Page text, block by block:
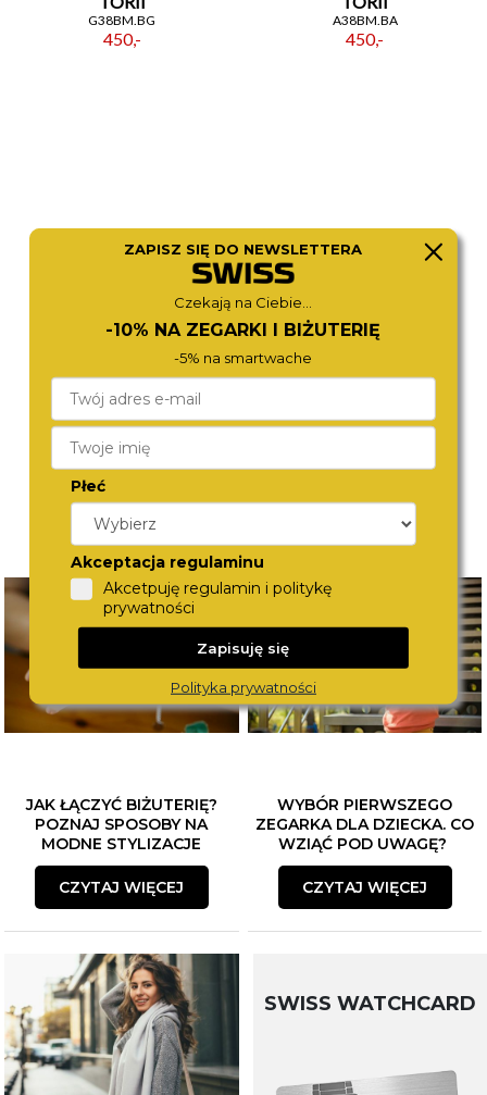
G38BM.BG
450,-
A38BM.BA
450,-
TORII TORII
JAK ŁĄCZYĆ BIŻUTERIĘ?
POZNAJ SPOSOBY NA
MODNE STYLIZACJE
CZYTAJ WIĘCEJ
WYBÓR PIERWSZEGO
ZEGARKA DLA DZIECKA. CO
WZIĄĆ POD UWAGĘ?
CZYTAJ WIĘCEJ
SWISS WATCHCARD
ZAPISZ SIĘ DO NEWSLETTERA
Czekają na Ciebie...
-10% NA ZEGARKI I BIŻUTERIĘ
-5% na smartwache
Płeć
Akceptacja regulaminu
Akcetpuję regulamin i politykę
prywatności
Zapisuję się
Polityka prywatności